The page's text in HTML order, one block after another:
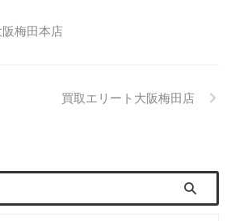
梅田本店
買取エリート大阪梅田店